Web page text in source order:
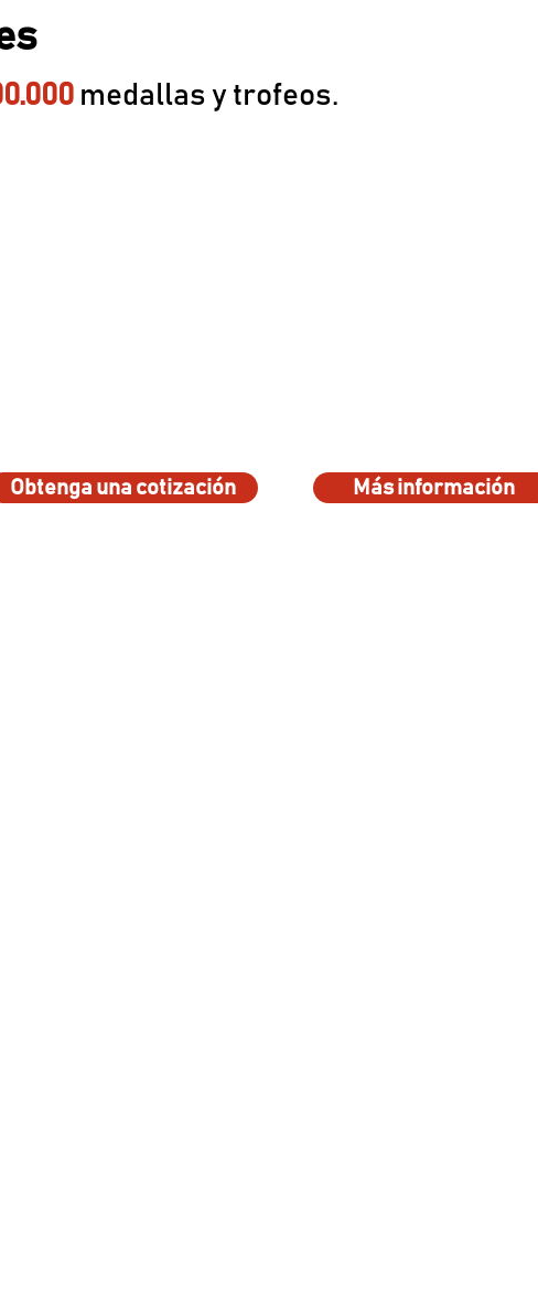
medallas y trofeos.
Obtenga una cotización Más información